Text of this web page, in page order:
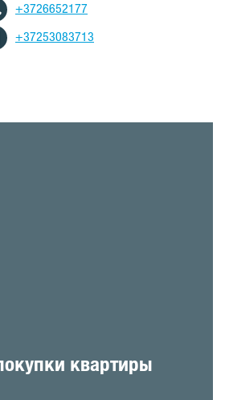
+3726652177
+37253083713
квартиры